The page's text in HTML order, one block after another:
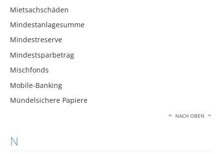
Mietsachschäden
Mindestanlagesumme
Mindestreserve
Mindestsparbetrag
Mischfonds
Mobile-Banking
Mündelsichere Papiere
NACH OBEN
N